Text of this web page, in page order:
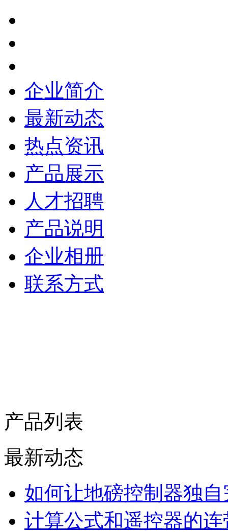
企业简介
最新动态
热点资讯
产品展示
人才招聘
产品说明
企业相册
联系方式
产品列表
最新动态
如何让地磅控制器独
计算公式和遥控器的